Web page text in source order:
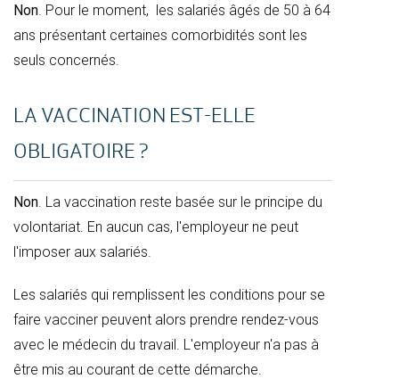
Non . Pour le moment, les salariés âgés de 50 à 64
ans présentant certaines comorbidités sont les
seuls concernés.
LA VACCINATION EST-ELLE
OBLIGATOIRE ?
Non . La vaccination reste basée sur le principe du
volontariat. En aucun cas, l'employeur ne peut
l'imposer aux salariés.
Les salariés qui remplissent les conditions pour se
faire vacciner peuvent alors prendre rendez-vous
avec le médecin du travail. L'employeur n'a pas à
être mis au courant de cette démarche.